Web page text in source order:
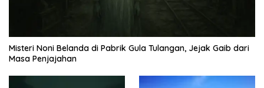
Misteri Noni Belanda di Pabrik Gula Tulangan, Jejak Gaib dari
Masa Penjajahan